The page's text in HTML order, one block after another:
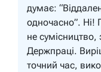
думає:
одночасно”. Ні!
не
Держпраці.
точний час,